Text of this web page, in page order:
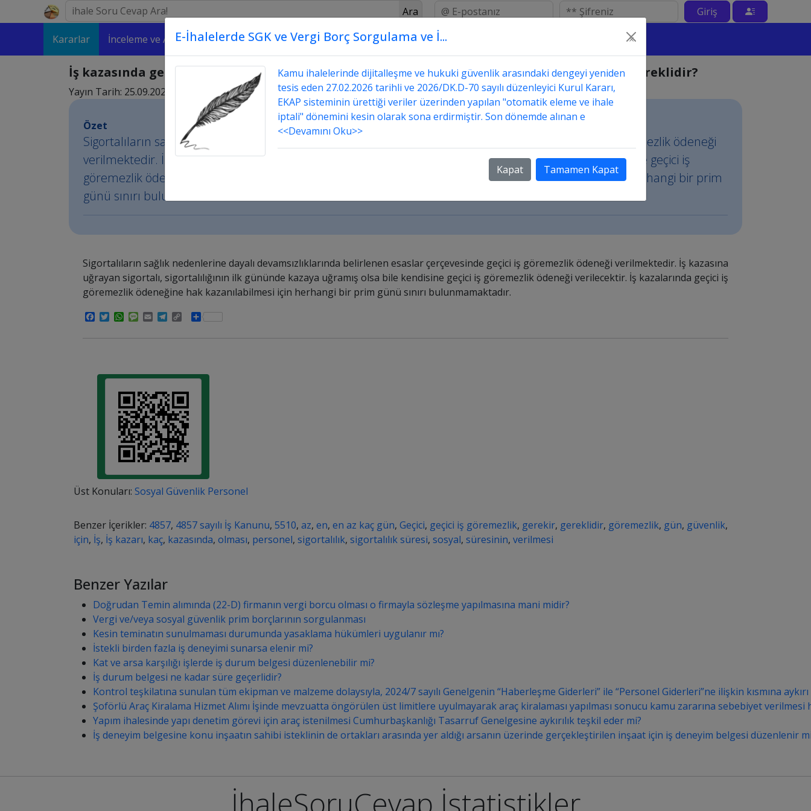
Ara Giriş
Kararlar İnceleme ve Analizler Makaleler Üstada Sor Danışmanlık Sorular ve Cevapları
İş kazasında geçici iş göremezlik verilmesi için sigortalılık süresinin en az kaç gün olması gereklidir?
Yayın Tarih: 25.09.2022 12:09
Özet
Sigortalıların sağlık nedenlerine dayalı devamsızlıklarında belirlenen esaslar çerçevesinde geçici iş göremezlik ödeneği
verilmektedir. İş kazasına uğrayan sigortalı, sigortalılığının ilk gününde kazaya uğramış olsa bile kendisine geçici iş
göremezlik ödeneği verilecektir. İş kazalarında geçici iş göremezlik ödeneğine hak kazanılabilmesi için herhangi bir prim
günü sınırı bulunmamaktadır.
Sigortalıların sağlık nedenlerine dayalı devamsızlıklarında belirlenen esaslar çerçevesinde geçici iş göremezlik ödeneği verilmektedir. İş kazasına
uğrayan sigortalı, sigortalılığının ilk gününde kazaya uğramış olsa bile kendisine geçici iş göremezlik ödeneği verilecektir. İş kazalarında geçici iş
göremezlik ödeneğine hak kazanılabilmesi için herhangi bir prim günü sınırı bulunmamaktadır.
Facebook
TwitterWhatsApp
Message
EmailTelegram
CopyShare
Üst Konuları: Sosyal Güvenlik Personel
Benzer İçerikler: 4857, 4857 sayılı İş Kanunu, 5510, az, en, en az kaç gün, Geçici, geçici iş göremezlik, gerekir, gereklidir, göremezlik, gün, güvenlik,
için, İş, İş kazarı, kaç, kazasında, olması, personel, sigortalılık, sigortalılık süresi, sosyal, süresinin, verilmesi
Benzer Yazılar
Doğrudan Temin alımında (22-D) firmanın vergi borcu olması o firmayla sözleşme yapılmasına mani midir?
Vergi ve/veya sosyal güvenlik prim borçlarının sorgulanması
Kesin teminatın sunulmaması durumunda yasaklama hükümleri uygulanır mı?
İstekli birden fazla iş deneyimi sunarsa elenir mi?
Kat ve arsa karşılığı işlerde iş durum belgesi düzenlenebilir mi?
İş durum belgesi ne kadar süre geçerlidir?
Kontrol teşkilatına sunulan tüm ekipman ve malzeme dolaysıyla, 2024/7 sayılı Genelgenin “Haberleşme Giderleri” ile “Personel Giderleri”ne ilişkin kısmına
Şoförlü Araç Kiralama Hizmet Alımı İşinde mevzuatta öngörülen üst limitlere uyulmayarak araç kiralaması yapılması sonucu kamu zararına sebebiyet verilmesi
Yapım ihalesinde yapı denetim görevi için araç istenilmesi Cumhurbaşkanlığı Tasarruf Genelgesine aykırılık teşkil eder mi?
İş deneyim belgesine konu inşaatın sahibi isteklinin de ortakları arasında yer aldığı arsanın üzerinde gerçekleştirilen inşaat için iş deneyim belgesi düzenlenir
E-İhalelerde SGK ve Vergi Borç Sorgulama ve İ... ×
Kamu ihalelerinde dijitalleşme ve hukuki güvenlik arasındaki dengeyi yeniden
tesis eden 27.02.2026 tarihli ve 2026/DK.D-70 sayılı düzenleyici Kurul Kararı,
EKAP sisteminin ürettiği veriler üzerinden yapılan "otomatik eleme ve ihale
iptali" dönemini kesin olarak sona erdirmiştir. Son dönemde alınan e
<<Devamını Oku>>
Kapat Tamamen Kapat